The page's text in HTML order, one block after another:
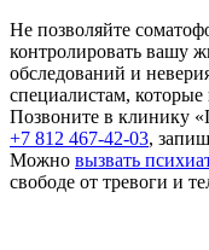
Не позволяйте
контролировать вашу
обследований и
специалистам,
Позвоните в клинику
+7 812 467-42-03,
Можно вызвать
свободе от тревоги и